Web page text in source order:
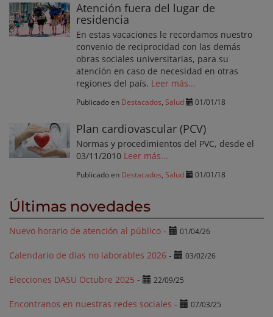
Atención fuera del lugar de
residencia
En estas vacaciones le recordamos nuestro
convenio de reciprocidad con las demás
obras sociales universitarias, para su
atención en caso de necesidad en otras
regiones del país. Leer más...
Publicado en Destacados Salud 01/01/18
Plan cardiovascular (PCV)
Normas y procedimientos del PVC, desde el
03/11/2010 Leer más...
Publicado en Destacados Salud 01/01/18
Últimas novedades
Nuevo horario de atención al público - 01/04/26
Calendario de días no laborables 2026 - 03/02/26
Elecciones DASU Octubre 2025 - 22/09/25
Encontranos en nuestras redes sociales - 07/03/25